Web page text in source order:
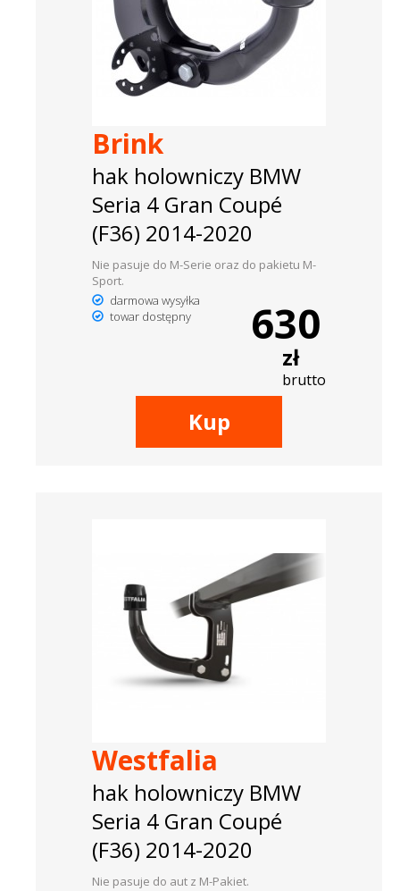
Brink
hak holowniczy BMW
Seria 4 Gran Coupé
(F36) 2014-2020
Nie pasuje do M-Serie oraz do pakietu M-
Sport.
darmowa wysyłka
towar dostępny
630
zł
brutto
Kup
Westfalia
hak holowniczy BMW
Seria 4 Gran Coupé
(F36) 2014-2020
Nie pasuje do aut z M-Pakiet.